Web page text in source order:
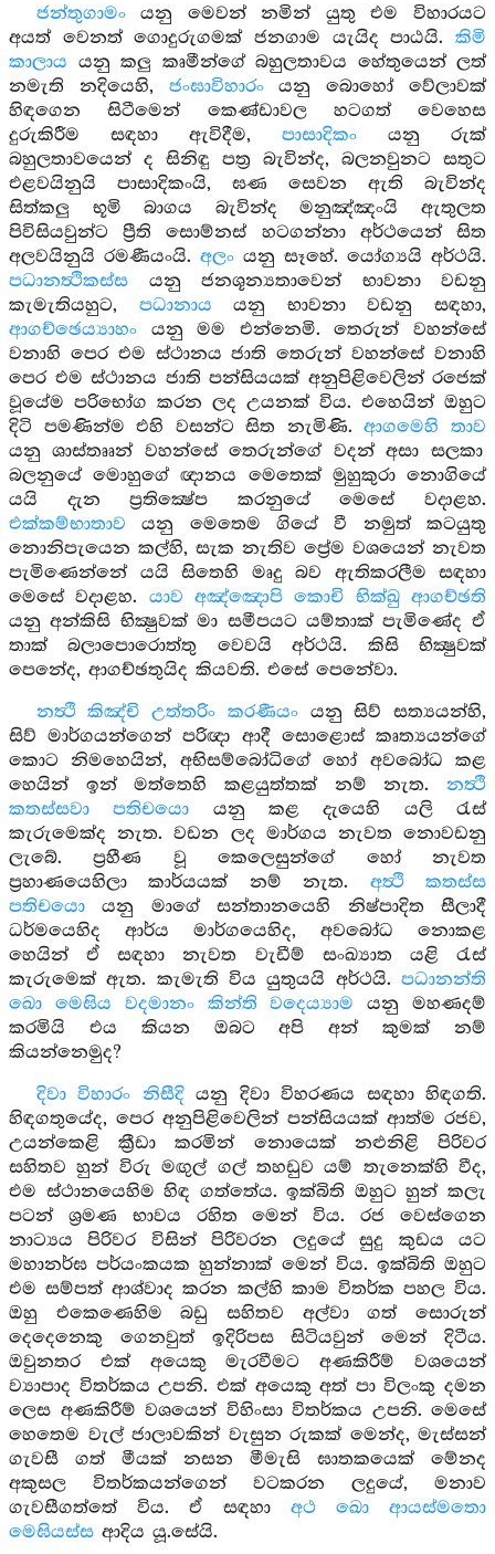
ජන්තුගාමංයනු මෙවන් නමින් යුතු එම විහාරයට
අයත් වෙනත් ගොදුරුගමක් ජනගාම යැයිද පාඨයි. කිමි
කාලාය යනු කලු කෘමීන්ගේ බහුලතාවය හේතුයෙන් ලත්
නමැති නදියෙහි, ජංඝාවිහාරංයනු බොහෝ වේලාවක්
හිඳගෙන සිටීමෙන් කෙණ්ඩාවල හටගත් වෙහෙස
දුරුකිරීම සඳහා ඇවිදීම, පාසාදිකං යනු රුක්
බහුලතාවයෙන් ද සිනිඳු පත්‍ර බැවින්ද, බලනවුනට සතුට
එළවයිනුයි පාසාදිකංයි, ඝණ සෙවන ඇති බැවින්ද
සිත්කලු භූමි බාගය බැවින්ද මනුඤ්ඤංයි ඇතුලත
පිවිසියවුන්ට ප්‍රීති සොම්නස් හටගන්නා අර්ථයෙන් සිත
අලවයිනුයි රමණීයංයි. අලං යනු සෑහේ. යෝග්‍යයි අර්ථයි.
පධානත්‍ථිකස්ස යනු ජනශූන්‍යතාවෙන් භාවනා වඩනු
කැමැතියහුට, පධානාය යනු භාවනා වඩනු සඳහා,
ආගච්ඡෙය්‍යාහං යනු මම එන්නෙමි. තෙරුන් වහන්සේ
වනාහි පෙර එම ස්ථානය ජාති තෙරුන් වහන්සේ වනාහි
පෙර එම ස්ථානය ජාති පන්සියයක් අනුපිළිවෙලින් රජෙක්
වූයේම පරිභෝග කරන ලද උයනක් විය. එහෙයින් ඔහුට
දිටි පමණින්ම එහි වසන්ට සිත නැමිණි.ආගමෙහි තාව
යනු ශාස්තෲන් වහන්සේ තෙරුන්ගේ වදන් අසා සලකා
බලනුයේ මොහුගේ ඥානය මෙතෙක් මුහුකුරා නොගියේ
යයි දැන ප්‍රතික්‍ෂේප කරනුයේ මෙසේ වදාළහ.
එක්කම්භාතාව යනු මෙතෙම ගියේ වී නමුත් කටයුතු
නොනිපැයෙන කල්හි, සැක නැතිව ප්‍රේම වශයෙන් නැවත
පැමිණෙන්නේ යයි සිතෙහි මෘදු බව ඇතිකරලීම සඳහා
මෙසේ වදාළහ. යාව අඤ්ඤොපි කොචි භික්ඛු ආගච්ඡති
යනු අන්කිසි භික්‍ෂුවක් මා සමීපයට යම්තාක් පැමිණේද ඒ
තාක් බලාපොරොත්තු වෙවයි අර්ථයි. කිසි භික්‍ෂුවක්
පෙනේද, ආගච්ඡතුයිද කියවති. එසේ පෙනේවා.
නත්‍ථි කිඤ්චි උත්තරිං කරණීයංයනු සිව් සත්‍යයන්හි,
සිව් මාර්ගයන්ගෙන් පරිඥා ආදී සොළොස් කෘත්‍යයන්ගේ
කොට නිමහෙයින්, අභිසම්බෝධිගේ හෝ අවබෝධ කළ
හෙයින් ඉන් මත්තෙහි කළයුත්තක් නම් නැත. නත්‍ථි
කතස්සවා පතිචයො යනු කළ දැයෙහි යලි රැස්
කැරුමෙක්ද නැත. වඩන ලද මාර්ගය නැවත නොවඩනු
ලැබේ. ප්‍රහීණ වූ කෙලෙසුන්ගේ හෝ නැවත
ප්‍රහාණයෙහිලා කාර්යයක් නම් නැත. අත්‍ථි කතස්ස
පතිචයො යනු මාගේ සන්තානයෙහි නිෂ්පාදිත සීලාදී
ධර්මයෙහිද ආර්ය මාර්ගයෙහිද, අවබෝධ නොකළ
හෙයින් ඒ සඳහා නැවත වැඩීම් සංඛ්‍යාත යළි රැස්
කැරුමෙක් ඇත. කැමැති විය යුතුයයි අර්ථයි. පධානන්ති
ඛො මෙඝිය වදමානං කින්ති වදෙය්‍යාම යනු මහණදම්
කරමියි එය කියන ඔබට අපි අන් කුමක් නම්
කියන්නෙමුද?
දිවා විහාරං නිසීදියනු දිවා විහරණය සඳහා හිඳගති.
හිඳගතුයේද, පෙර අනුපිළිවෙලින් පන්සියයක් ආත්ම රජව,
උයන්කෙළි ක්‍රීඩා කරමින් නොයෙක් නළුනිළි පිරිවර
සහිතව හුන් විරු මඟුල් ගල් තහඩුව යම් තැනෙක්හි වීද,
එම ස්ථානයෙහිම හිඳ ගත්තේය. ඉක්බිති ඔහුට හුන් කලැ
පටන් ශ්‍රමණ භාවය රහිත මෙන් විය. රජ වෙස්ගෙන
නාට්‍යය පිරිවර විසින් පිරිවරන ලදුයේ සුදු කුඩය යට
මහානර්ඝ පර්යංකයක හුන්නාක් මෙන් විය. ඉක්බිති ඔහුට
එම සම්පත් ආශ්වාද කරන කල්හි කාම විතර්ක පහල විය.
ඔහු එකෙණෙහිම බඩු සහිතව අල්වා ගත් සොරුන්
දෙදෙනෙකු ගෙනවුත් ඉදිරිපස සිටියවුන් මෙන් දිටීය.
ඔවුනතර එක් අයෙකු මැරවීමට අණකිරීම් වශයෙන්
ව්‍යාපාද විතර්කය උපනි. එක් අයෙකු අත් පා විලංකු දමන
ලෙස අණකිරීම් වශයෙන් විහිංසා විතර්කය උපනි. මෙසේ
හෙතෙම වැල් ජාලාවකින් වැසුන රුකක් මෙන්ද, මැස්සන්
ගැවසී ගත් මීයක් නසන මීමැසි ඝාතකයෙක් මේනද
අකුසල විතර්කයන්ගෙන් වටකරන ලදුයේ, මනාව
ගැවසීගත්තේ විය. ඒ සඳහා අථ ඛො ආයස්මතො
මෙඝියස්ස ආදිය යූ.සේයි.